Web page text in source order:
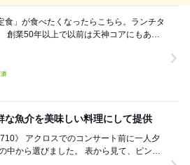
食」が食べたくなったらこちら。ランチタ
な魚介を美味しい料理にして提供
に一人夕